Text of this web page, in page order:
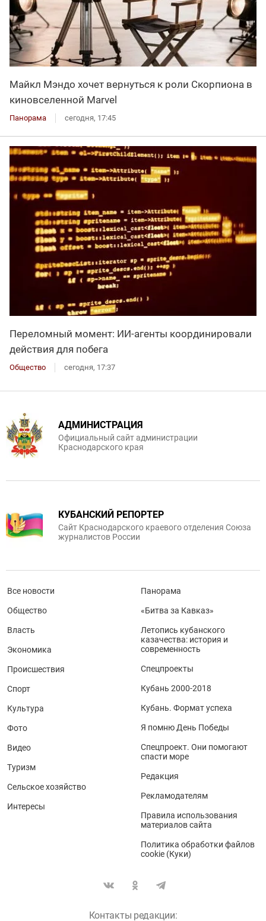
Майкл Мэндо хочет вернуться к роли Скорпиона в
киновселенной Marvel
Панорама сегодня, 17:45
Переломный момент: ИИ-агенты координировали
действия для побега
Общество сегодня, 17:37
АДМИНИСТРАЦИЯ
Официальный сайт администрации
Краснодарского края
КУБАНСКИЙ РЕПОРТЕР
Сайт Краснодарского краевого отделения Союза
журналистов России
Все новости
Общество
Власть
Экономика
Происшествия
Спорт
Культура
Фото
Видео
Туризм
Сельское хозяйство
Интересы
Панорама
«Битва за Кавказ»
Летопись кубанского
казачества: история и
современность
Спецпроекты
Кубань 2000-2018
Кубань. Формат успеха
Я помню День Победы
Спецпроект. Они помогают
спасти море
Редакция
Рекламодателям
Правила использования
материалов сайта
Политика обработки файлов
cookie (Куки)
Контакты редакции: